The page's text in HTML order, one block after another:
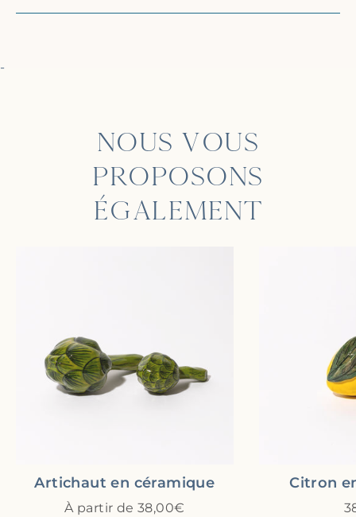
-
NOUS VOUS
PROPOSONS
ÉGALEMENT
Artichaut en céramique
À partir de 38,00€
Citron